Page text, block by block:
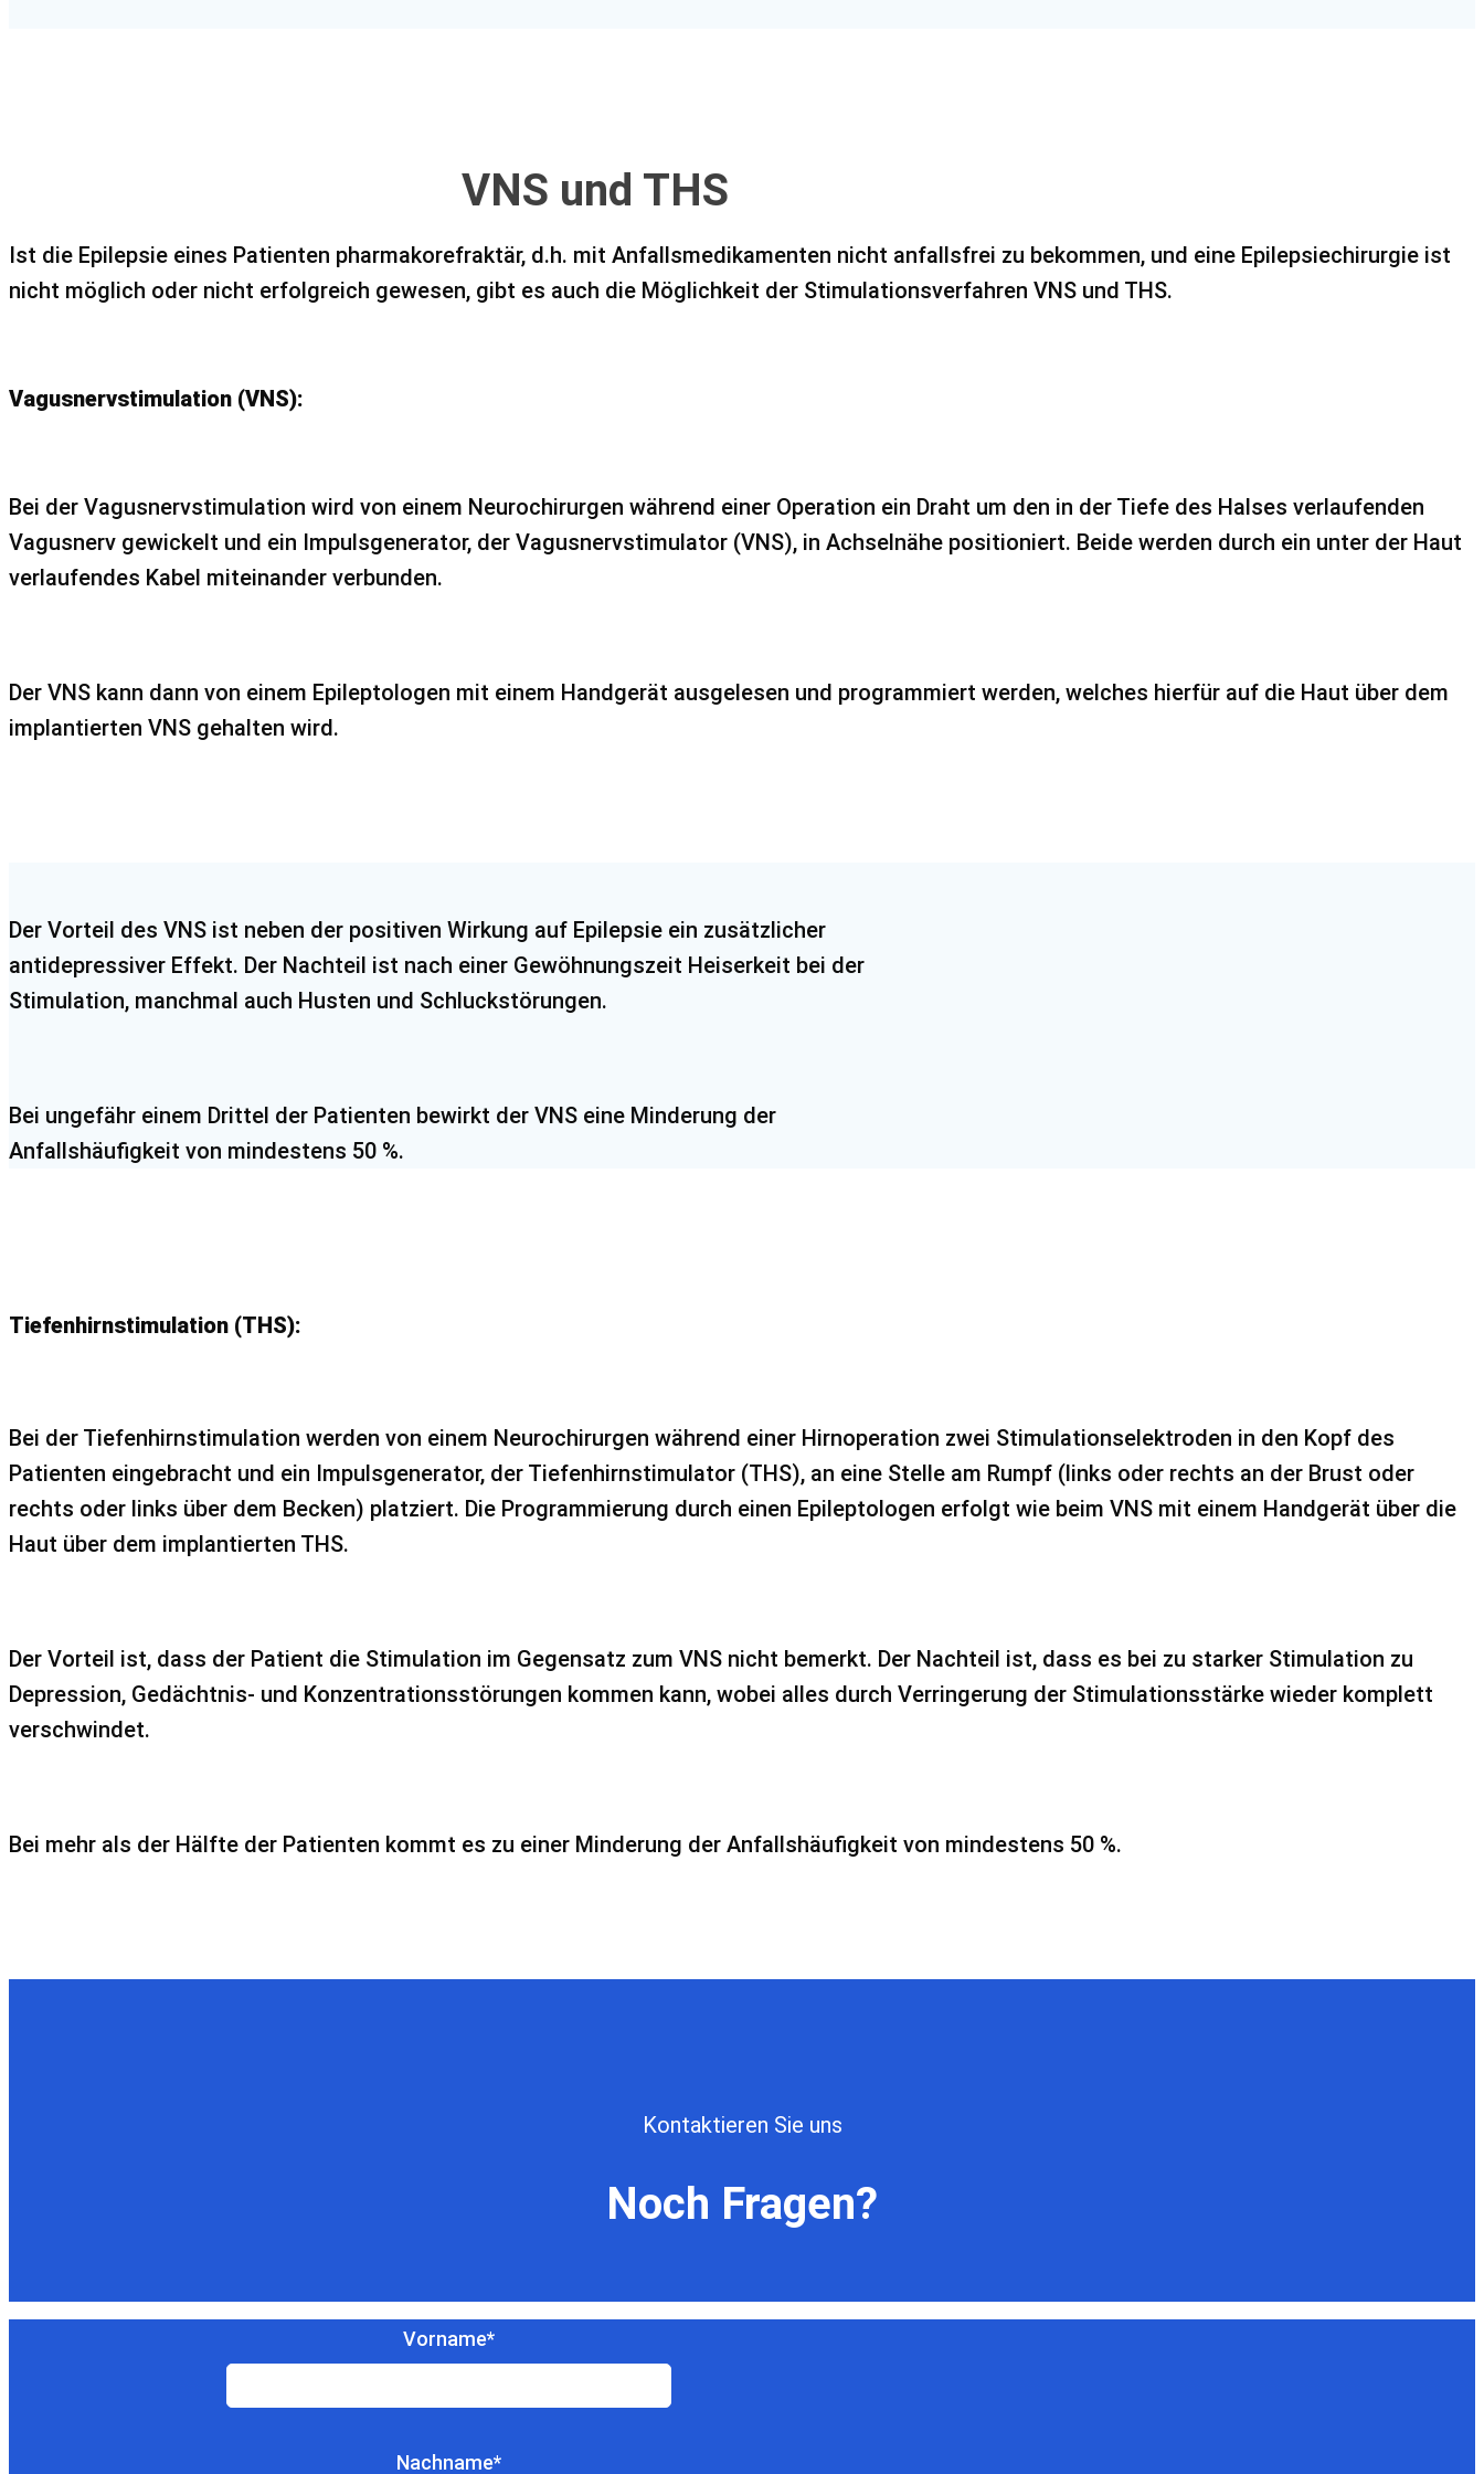
VNS und THS
Ist die Epilepsie eines Patienten pharmakorefraktär, d.h. mit Anfallsmedikamenten nicht anfallsfrei zu bekommen, und eine Epilepsiechirurgie ist
nicht möglich oder nicht erfolgreich gewesen, gibt es auch die Möglichkeit der Stimulationsverfahren VNS und THS.
Vagusnervstimulation (VNS):
Bei der Vagusnervstimulation wird von einem Neurochirurgen während einer Operation ein Draht um den in der Tiefe des Halses verlaufenden
Vagusnerv gewickelt und ein Impulsgenerator, der Vagusnervstimulator (VNS), in Achselnähe positioniert. Beide werden durch ein unter der Haut
verlaufendes Kabel miteinander verbunden.
Der VNS kann dann von einem Epileptologen mit einem Handgerät ausgelesen und programmiert werden, welches hierfür auf die Haut über dem
implantierten VNS gehalten wird.
Der Vorteil des VNS ist neben der positiven Wirkung auf Epilepsie ein zusätzlicher
antidepressiver Effekt. Der Nachteil ist nach einer Gewöhnungszeit Heiserkeit bei der
Stimulation, manchmal auch Hus­ten und Schluckstörungen.
Bei ungefähr einem Drittel der Patienten bewirkt der VNS eine Minderung der
Anfallshäufigkeit von mindestens 50 %.
Tiefenhirnstimulation (THS):
Bei der Tiefenhirnstimulation werden von einem Neurochirurgen während einer Hirnoperation zwei Stimulationselektroden in den Kopf des
Patienten eingebracht und ein Impulsgenerator, der Tiefenhirnstimulator (THS), an eine Stelle am Rumpf (links oder rechts an der Brust oder
rechts oder links über dem Becken) platziert. Die Programmierung durch einen Epileptologen erfolgt wie beim VNS mit einem Handgerät über die
Haut über dem implantierten THS.
Der Vorteil ist, dass der Patient die Stimulation im Gegensatz zum VNS nicht bemerkt. Der N­achteil ist, dass es bei zu starker Stimulation zu
Depression, Ge­dächtnis- und Konzentrationsstörungen kommen kann, wobei alles durch Verringerung der Stimulationsstärke wieder komplett
verschwindet.
Bei mehr als der Hälfte der Patienten kommt es zu einer Minderung der Anfallshäufigkeit von mindestens 50 %.
Kontaktieren Sie uns
Noch Fragen?
Vorname*
Nachname*